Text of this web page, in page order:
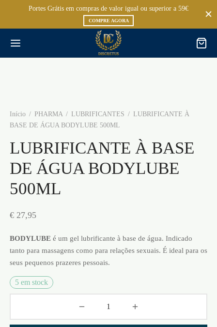
Portes Grátis em compras de valor igual ou superior a 59€
COMPRE AGORA
Início / PHARMA / LUBRIFICANTES / LUBRIFICANTE À
BASE DE ÁGUA BODYLUBE 500ML
LUBRIFICANTE À BASE
DE ÁGUA BODYLUBE
500ML
€ 27,95
BODYLUBE é um gel lubrificante à base de água. Indicado
tanto para massagens como para relações sexuais. É ideal para os
seus pequenos prazeres pessoais.
5 em stock